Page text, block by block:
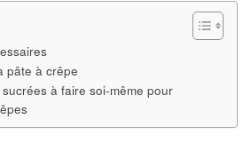
pâte à crêpe
à faire soi-même pour